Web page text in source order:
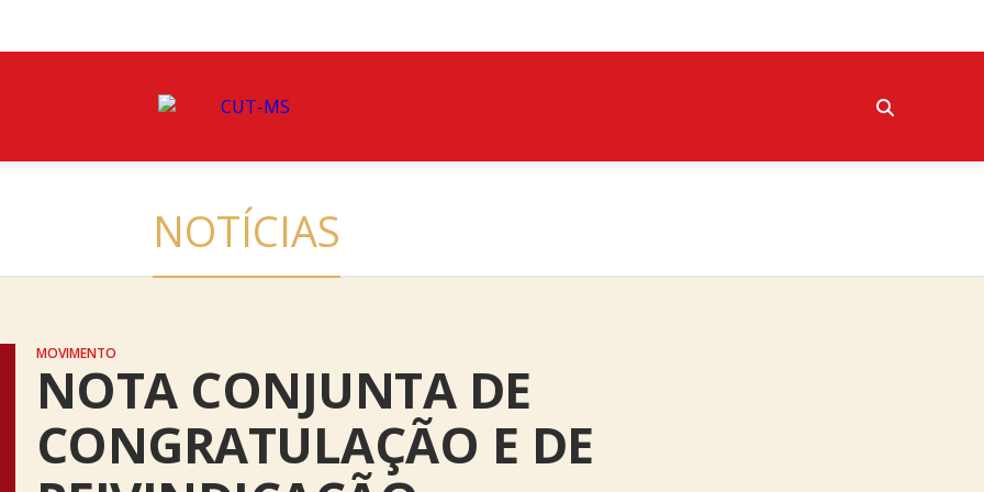
NOTÍCIAS
MOVIMENTO
NOTA CONJUNTA DE
CONGRATULAÇÃO E DE